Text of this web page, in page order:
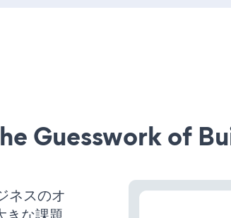
Guesswork of
ネスのオ